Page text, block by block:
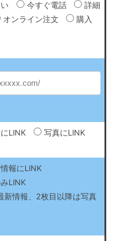
今すぐ電話
詳細
オンライン注文
購入
LINK 写真にLINK
報にLINK
LINK
新情報、2枚目以降は写真